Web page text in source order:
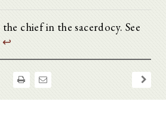
chief in the sacerdocy. See
↩